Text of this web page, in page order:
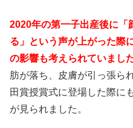
2020年の第一子出産後に「
る」という声が上がった際
の影響も考えられていまし
肪が落ち、皮膚が引っ張ら
田賞授賞式に登場した際に
が見られました。